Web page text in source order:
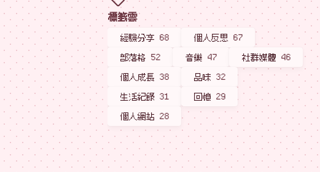
標籤雲
經驗分享 68 個人反思 67
部落格 52 音樂 47 社群媒體 46
個人成長 38 品味 32
生活紀錄 31 回憶 29
個人網站 28